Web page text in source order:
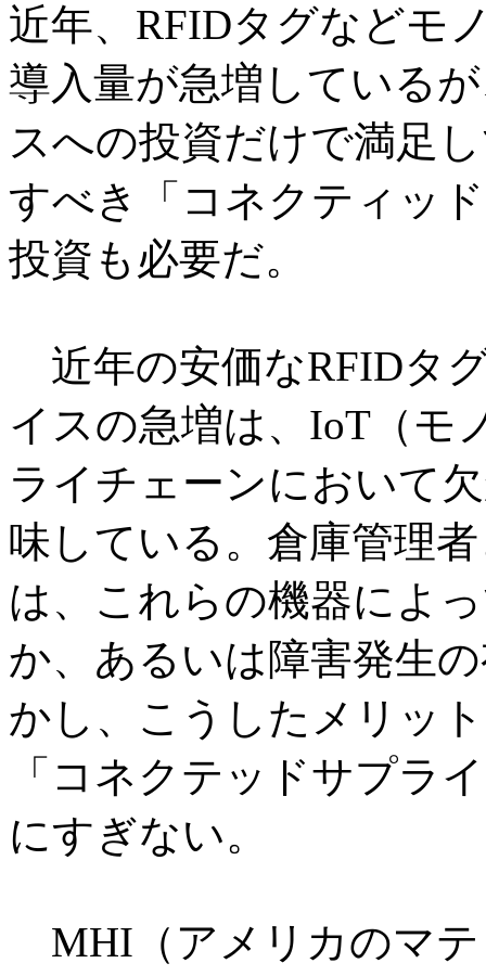
近年、RFIDタグなどモ
導入量が急増している
スへの投資だけで満足
すべき「コネクティッ
投資も必要だ。
近年の安価なRFIDタ
イスの急増は、IoT（モ
ライチェーンにおいて
味している。倉庫管理
は、これらの機器によ
か、あるいは障害発生
かし、こうしたメリッ
「コネクテッドサプラ
にすぎない。
MHI（アメリカのマ